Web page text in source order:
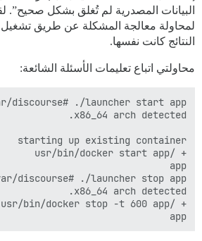
البيانات المصدرية لم تُغلق بشكل صحيح”.
لمحاولة معالجة المشكلة عن طريق تشغيل
النتائج كانت نفسها.
محاولتي اتباع تعليمات الأسئلة الشائعة:
app